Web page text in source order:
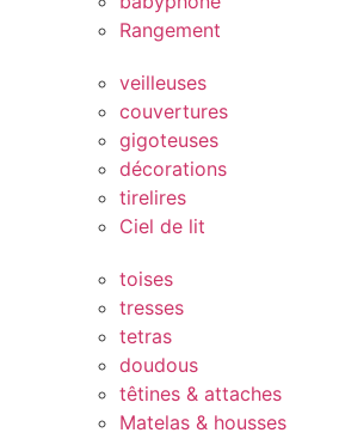
Rangement
veilleuses
couvertures
gigoteuses
décorations
tirelires
Ciel de lit
toises
tresses
tetras
doudous
têtines & attaches
Matelas & housses